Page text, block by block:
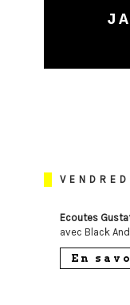
Ecoutes
avec Black
En